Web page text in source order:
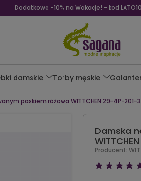
Dodatkowe -10% na Wakacje! - kod LATO10
damskie Torby męskie
paskiem różowa WITTCHEN 29-4P-201-
Damska
Producent: